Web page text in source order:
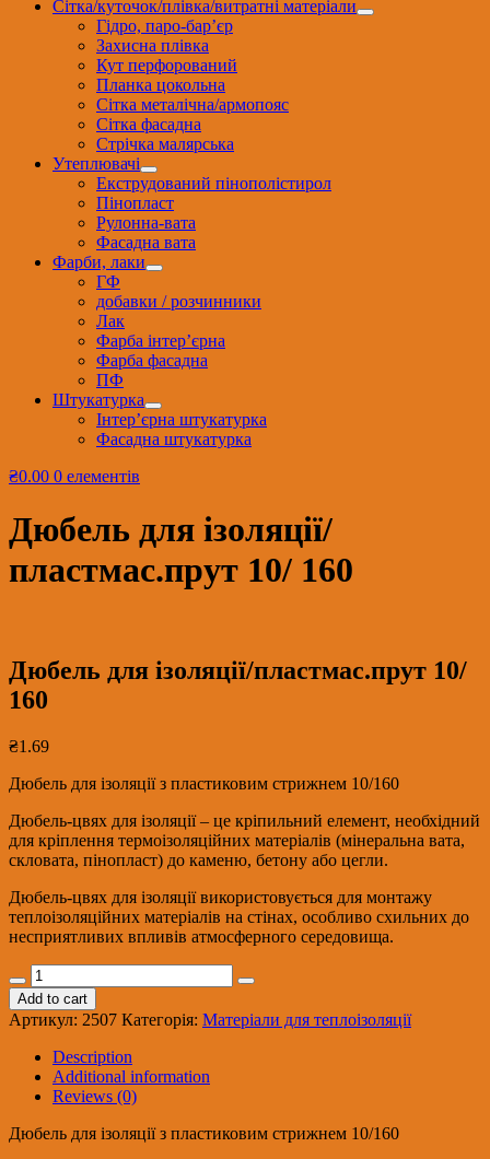
Сітка/куточок/плівка/витратні матеріали
Гідро, паро-бар’єр
Захисна плівка
Кут перфорований
Планка цокольна
Сітка металічна/армопояс
Сітка фасадна
Стрічка малярська
Утеплювачі
Екструдований пінополістирол
Пінопласт
Рулонна-вата
Фасадна вата
Фарби, лаки
ГФ
добавки / розчинники
Лак
Фарба інтер’єрна
Фарба фасадна
ПФ
Штукатурка
Інтер’єрна штукатурка
Фасадна штукатурка
₴0.00 0 елементів
Дюбель для ізоляції/
пластмас.прут 10/ 160
Дюбель для ізоляції/пластмас.прут 10/
160
₴1.69
Дюбель для ізоляції з пластиковим стрижнем 10/160
Дюбель-цвях для ізоляції – це кріпильний елемент, необхідний
для кріплення термоізоляційних матеріалів (мінеральна вата,
скловата, пінопласт) до каменю, бетону або цегли.
Дюбель-цвях для ізоляції використовується для монтажу
теплоізоляційних матеріалів на стінах, особливо схильних до
несприятливих впливів атмосферного середовища.
Дюбель
для
ізоляції/
пластмас.прут
10/
160
quantity
Add to cart
Артикул: 2507 Категорія: Матеріали для теплоізоляції
Description
Additional information
Reviews (0)
Дюбель для ізоляції з пластиковим стрижнем 10/160